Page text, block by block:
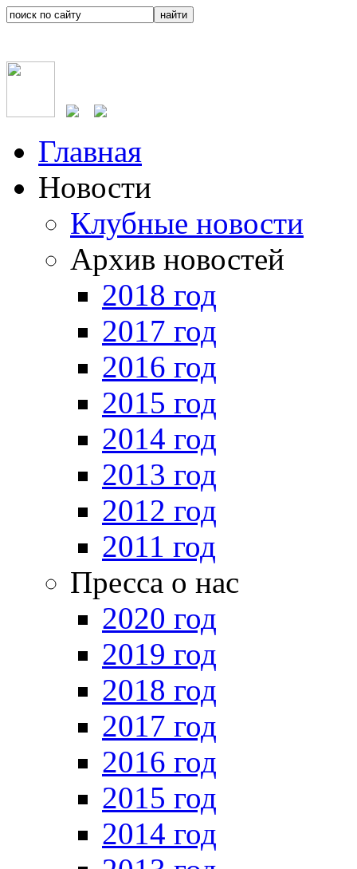
Главная
Новости
Клубные новости
Архив новостей
2018 год
2017 год
2016 год
2015 год
2014 год
2013 год
2012 год
2011 год
Пресса о нас
2020 год
2019 год
2018 год
2017 год
2016 год
2015 год
2014 год